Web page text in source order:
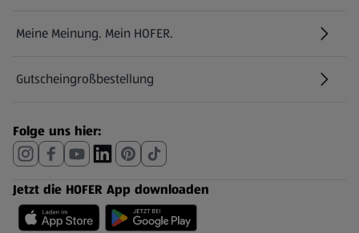
Meine Meinung. Mein HOFER.
Gutscheingroßbestellung
(öffnet in einem neuen Tab)
Folge uns hier:
Jetzt die HOFER App downloaden